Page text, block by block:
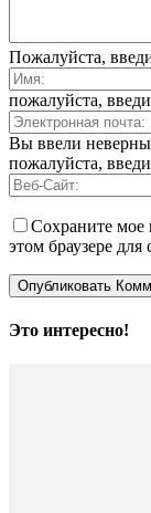
Пожалуйста,
пожалуйста,
Вы ввели
пожалуйста,
Сохраните мое
этом браузере
Это интересно!